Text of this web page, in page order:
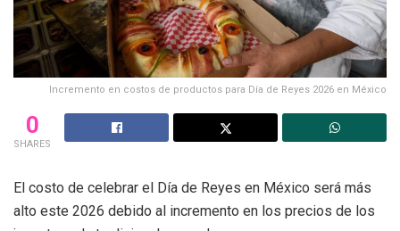
Incremento en costos de productos para Día de Reyes 2026 en México
0
SHARES
El costo de celebrar el Día de Reyes en México será más
alto este 2026 debido al incremento en los precios de los